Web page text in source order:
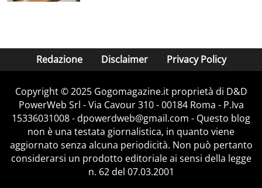
Redazione Disclaimer Privacy Policy
Copyright © 2025 Gogomagazine.it proprietà di D&D
PowerWeb Srl - Via Cavour 310 - 00184 Roma - P.Iva
15336031008 - dpowerdweb@gmail.com - Questo blog
non è una testata giornalistica, in quanto viene
aggiornato senza alcuna periodicità. Non può pertanto
considerarsi un prodotto editoriale ai sensi della legge
n. 62 del 07.03.2001